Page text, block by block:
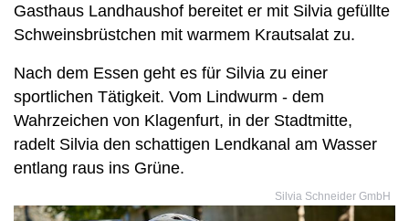
Gasthaus Landhaushof bereitet er mit Silvia gefüllte
Schweinsbrüstchen mit warmem Krautsalat zu.
Nach dem Essen geht es für Silvia zu einer
sportlichen Tätigkeit. Vom Lindwurm - dem
Wahrzeichen von Klagenfurt, in der Stadtmitte,
radelt Silvia den schattigen Lendkanal am Wasser
entlang raus ins Grüne.
Silvia Schneider GmbH